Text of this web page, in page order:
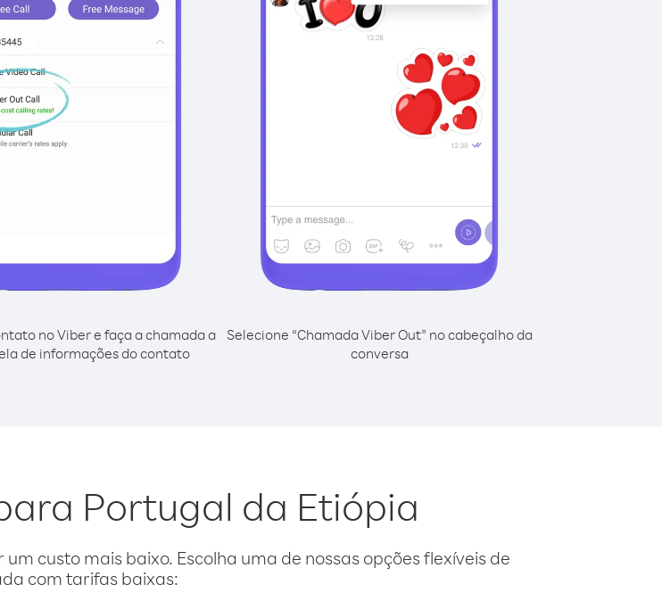
no Viber e faça a chamada a
de informações do contato
Selecione “Chamada Viber Out” no cabeçalho da
conversa
Portugal da Etiópia
custo mais baixo. Escolha uma de nossas opções flexíveis de
com tarifas baixas: